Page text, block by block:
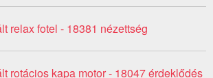
relax fotel - 18381 nézettség
rotácios kapa motor - 18047 érdeklődés